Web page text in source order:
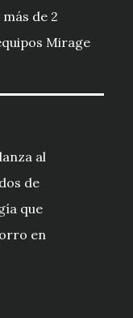
de 2
Mirage
al
de
que
en